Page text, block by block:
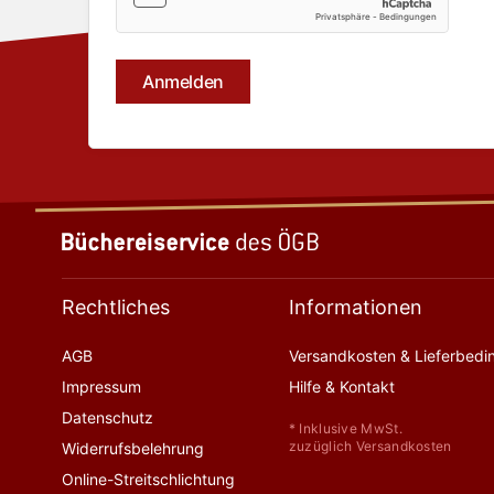
Rechtliches
AGB
Impressum
Datenschutz
Widerrufsbelehrung
Online-Streitschlichtung
Informationen
Versandkosten &
Hilfe & Kontakt
* Inklusive MwSt.
zuzüglich Versandkosten